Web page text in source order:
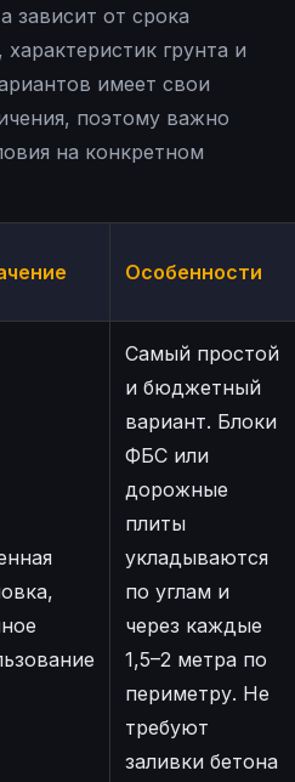
зависит от срока
грунта и
имеет свои
поэтому важно
на конкретном
Особенности
Самый простой
и бюджетный
вариант. Блоки
ФБС или
дорожные
плиты
укладываются
по углам и
через каждые
1,5–2 метра по
периметру. Не
требуют
заливки бетона